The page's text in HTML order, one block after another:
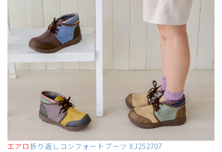
エアロ折り返しコンフォートブーツ XJ252707